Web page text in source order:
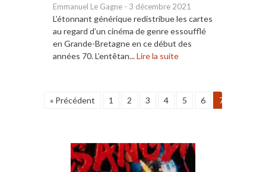
Emmanuel Le Gagne - 3 décembre 2021
L’étonnant générique redistribue les cartes
au regard d’un cinéma de genre essoufflé
en Grande-Bretagne en ce début des
années 70. L’entêtan...Lire la suite
« Précédent 1 2 3 4 5 6 7